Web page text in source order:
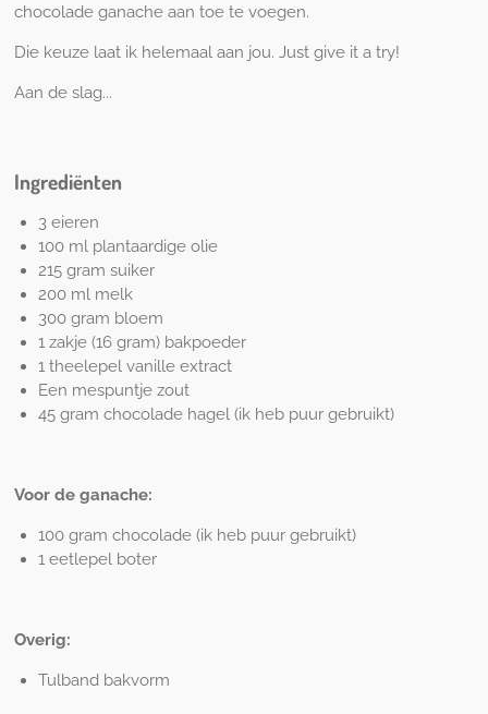
chocolade ganache aan toe te voegen.
Die keuze laat ik helemaal aan jou. Just give it a try!
Aan de slag...
Ingrediënten
3 eieren
100 ml plantaardige olie
215 gram suiker
200 ml melk
300 gram bloem
1 zakje (16 gram) bakpoeder
1 theelepel vanille extract
Een mespuntje zout
45 gram chocolade hagel (ik heb puur gebruikt)
Voor de ganache:
100 gram chocolade (ik heb puur gebruikt)
1 eetlepel boter
Overig:
Tulband bakvorm